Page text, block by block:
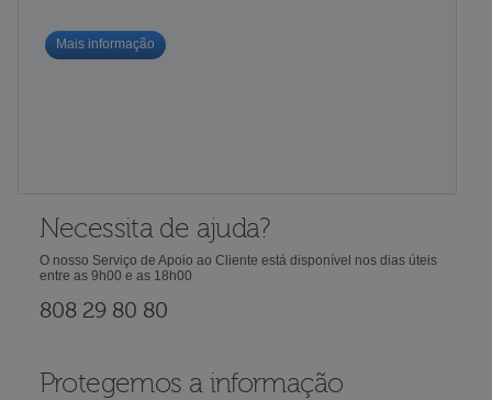
Mais informação
Necessita de ajuda?
O nosso Serviço de Apoio ao Cliente está disponível nos dias úteis
entre as 9h00 e as 18h00
808 29 80 80
Protegemos a informação